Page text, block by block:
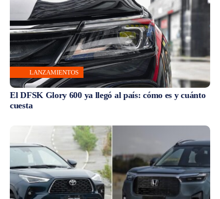
LANZAMIENTOS
El DFSK Glory 600 ya llegó al país: cómo es y cuánto
cuesta